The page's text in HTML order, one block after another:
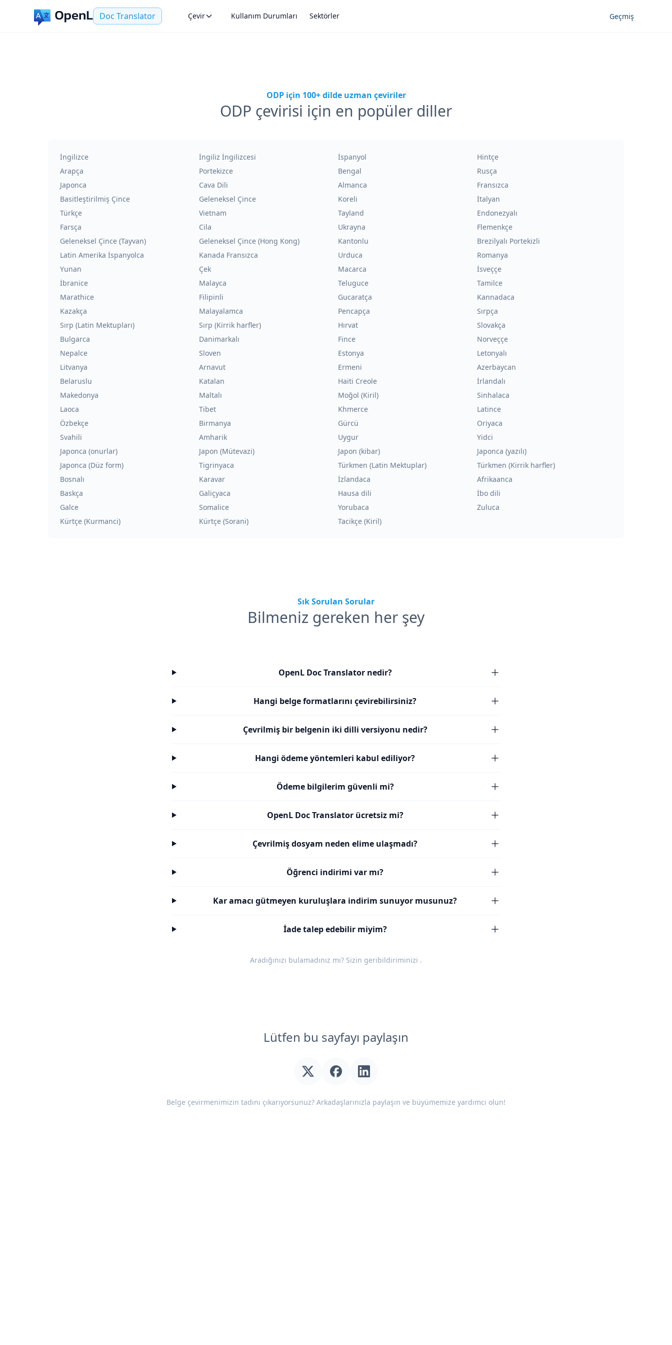
Doc Translator Çevir Kullanım Durumları Sektörler Geçmiş
ODP için 100+ dilde uzman çeviriler
ODP çevirisi için en popüler diller
İngilizce İngiliz İngilizcesi İspanyol
Hintçe
Arapça
Portekizce Bengal
Rusça
Japonca
Cava Dili Almanca
Fransızca
Basitleştirilmiş Çince
Geleneksel Çince Koreli
İtalyan
Türkçe
Vietnam Tayland
Endonezyalı
Farsça
Cila Ukrayna
Flemenkçe
Geleneksel Çince (Tayvan)
Geleneksel Çince (Hong Kong) Kantonlu
Brezilyalı Portekizli
Latin Amerika İspanyolca
Kanada Fransızca Urduca
Romanya
Yunan
Çek Macarca
İsveççe
İbranice
Malayca Teluguce
Tamilce
Marathice
Filipinli Gucaratça
Kannadaca
Kazakça
Malayalamca Pencapça
Sırpça
Sırp (Latin Mektupları)
Sırp (Kirrik harfler) Hırvat
Slovakça
Bulgarca
Danimarkalı Fince
Norveççe
Nepalce
Sloven Estonya
Letonyalı
Litvanya
Arnavut Ermeni
Azerbaycan
Belaruslu
Katalan Haiti Creole
İrlandalı
Makedonya
Maltalı Moğol (Kiril)
Sinhalaca
Laoca
Tibet Khmerce
Latince
Özbekçe
Birmanya Gürcü
Oriyaca
Svahili
Amharik Uygur
Yidci
Japonca (onurlar)
Japon (Mütevazi) Japon (kibar)
Japonca (yazılı)
Japonca (Düz form)
Tigrinyaca Türkmen (Latin Mektuplar)
Türkmen (Kirrik harfler)
Bosnalı
Karavar İzlandaca
Afrikaanca
Baskça
Galiçyaca Hausa dili
İbo dili
Galce
Somalice Yorubaca
Zuluca
Kürtçe (Kurmanci)
Kürtçe (Sorani) Tacikçe (Kiril)
Sık Sorulan Sorular
Bilmeniz gereken her şey
OpenL Doc Translator nedir?
Hangi belge formatlarını çevirebilirsiniz?
Çevrilmiş bir belgenin iki dilli versiyonu nedir?
Hangi ödeme yöntemleri kabul ediliyor?
Ödeme bilgilerim güvenli mi?
OpenL Doc Translator ücretsiz mi?
Çevrilmiş dosyam neden elime ulaşmadı?
Öğrenci indirimi var mı?
Kar amacı gütmeyen kuruluşlara indirim sunuyor musunuz?
İade talep edebilir miyim?
Aradığınızı bulamadınız mı? Sizin geribildiriminizi .
Lütfen bu sayfayı paylaşın
Belge çevirmenimizin tadını çıkarıyorsunuz? Arkadaşlarınızla paylaşın ve büyümemize yardımcı olun!